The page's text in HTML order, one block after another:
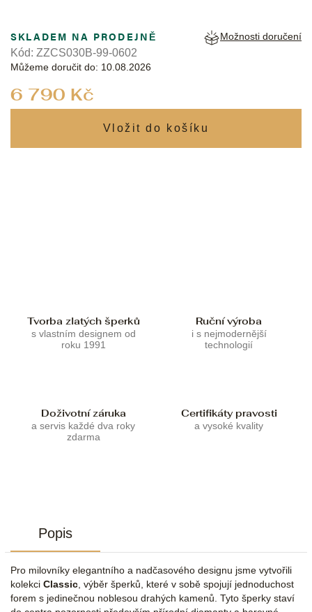
6 790 Kč
SKLADEM NA PRODEJNĚ
Můžeme doručit do: 10.08.2026
Možnosti doručení
Kód: ZZCS030B-99-0602
Tvorba zlatých šperků
s vlastním designem od
roku 1991
Ruční výroba
i s nejmodernější
technologií
Doživotní záruka
a servis každé dva roky
zdarma
Certifikáty pravosti
a vysoké kvality
Popis
Pro milovníky elegantního a nadčasového designu jsme vytvořili
kolekci Classic , výběr šperků, které v sobě spojují jednoduchost
forem s jedinečnou noblesou drahých kamenů. Tyto šperky staví